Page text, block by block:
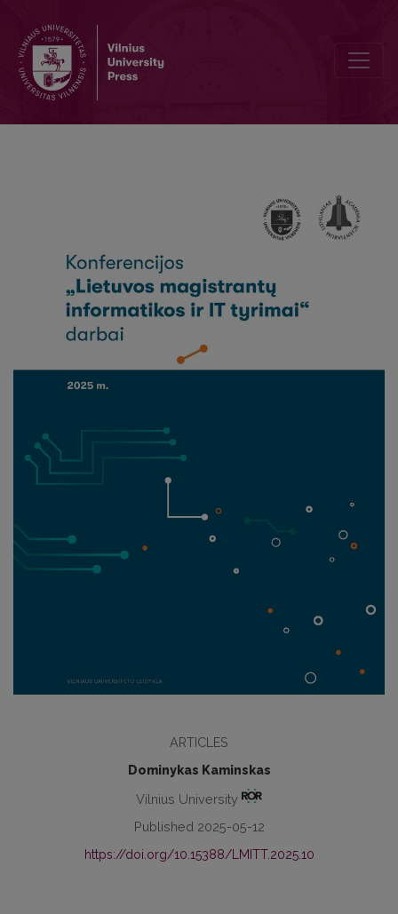
ARTICLES
Dominykas Kaminskas
Vilnius University
Published 2025-05-12
https://doi.org/10.15388/LMITT.2025.10